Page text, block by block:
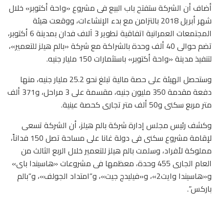
أضاف أن الشركة ستفتح باب البيع فى مشروع «واحة أكتوبر» خلال
شهر أبريل 2018 بالتزامن مع بدء الإنشاءات، ووقعت هيئة
المجتمعات العمرانية اتفاقية تطوير 3 آلاف فدان بمدينة 6 أكتوبر،
تضم حوالى 40 ألف وحدة بالشراكة مع شركة «بالم هيلز للتعمير»،
لتنفيذ مدينة «واحة أكتوبر» باستثمارات 150 مليار جنيه.
وستحصل الهيئة على حصة مالية تبلغ نحو 25.2 مليار جنيه، منها
دفعة مقدمة 350 مليون جنيه، مقسمة على 3 مراحل، و371 ألف
متر مربع سكنى و50 ألف متر تجارى كحصة عينية.
وكشف رئيس مجلس إدارة شركة بالم هيلز، أن الشركة تسعى
لإقامة مشروع سكنى فى دولة غانا على مساحة تصل 150 فداناً،
مملوكة لأفراد، وسلمت بالم هيلز للتعمير خلال الربع الثالث من
العام الجارى 455 وحدة، معظمها فى مشروعات «هاسيندا باى»
و«هاسيندا وايت2»، و«فيليدج جيت»، و”امتداد الجولف»، و”بالم
باركس”.